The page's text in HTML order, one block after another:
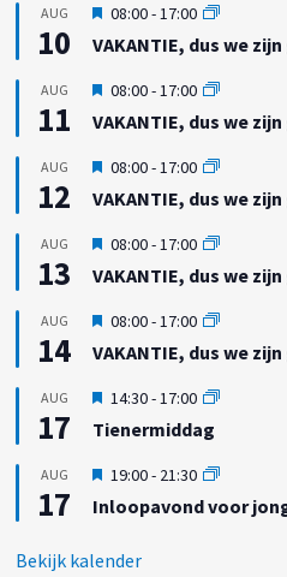
AUG
10
U
i
t
g
e
l
c
h
08:00-17:00
VAKANTIE, dus we
AUG
11
U
i
t
g
e
l
c
h
08:00-17:00
VAKANTIE, dus we
AUG
12
U
i
t
g
e
l
c
h
08:00-17:00
VAKANTIE, dus we
AUG
13
U
i
t
g
e
l
c
h
08:00-17:00
VAKANTIE, dus we
AUG
14
U
i
t
g
e
l
c
h
08:00-17:00
VAKANTIE, dus we
AUG
17
U
t
g
e
l
c
14:30-17:00
Tienermiddag
AUG
17
U
i
t
e
19:00- 21:30
Inloopavond voor
Bekijk kalender